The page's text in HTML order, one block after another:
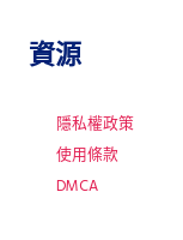
資源
隱私權政策
使用條款
DMCA